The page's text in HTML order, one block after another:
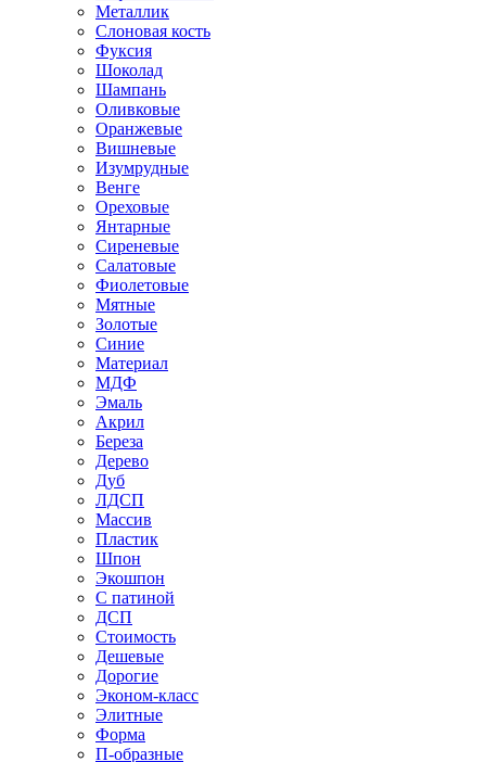
Металлик
Слоновая кость
Фуксия
Шоколад
Шампань
Оливковые
Оранжевые
Вишневые
Изумрудные
Венге
Ореховые
Янтарные
Сиреневые
Салатовые
Фиолетовые
Мятные
Золотые
Синие
Материал
МДФ
Эмаль
Акрил
Береза
Дерево
Дуб
ЛДСП
Массив
Пластик
Шпон
Экошпон
С патиной
ДСП
Стоимость
Дешевые
Дорогие
Эконом-класс
Элитные
Форма
П-образные